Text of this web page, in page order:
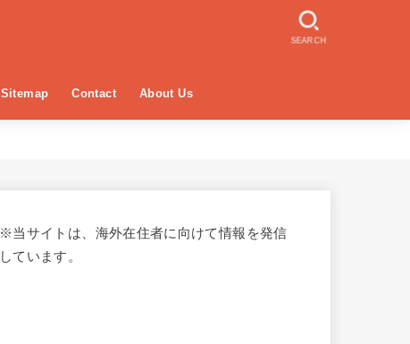
Sitemap Contact About Us
SEARCH
※当サイトは、海外在住者に向けて情報を発信
しています。